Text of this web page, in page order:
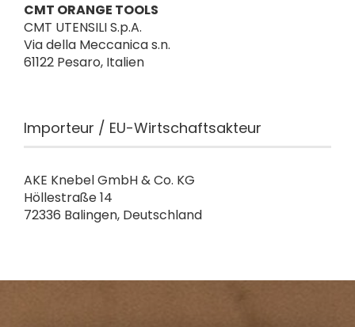
CMT ORANGE TOOLS
CMT UTENSILI S.p.A.
Via della Meccanica s.n.
61122 Pesaro, Italien
Importeur / EU-Wirtschaftsakteur
AKE Knebel GmbH & Co. KG
Höllestraße 14
72336 Balingen, Deutschland